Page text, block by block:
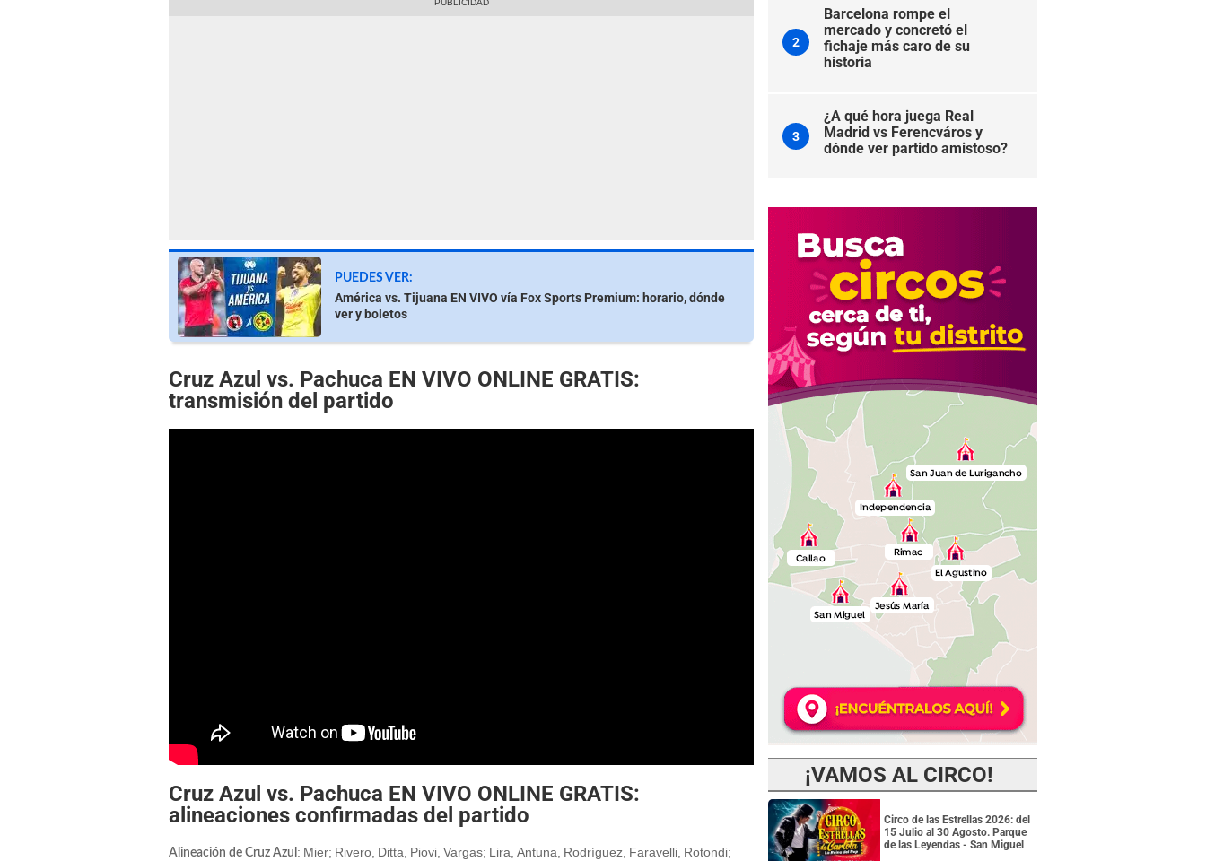
PUEDES VER:
América vs. Tijuana EN VIVO vía Fox Sports Premium: horario, dónde
ver y boletos
Cruz Azul vs. Pachuca EN VIVO ONLINE GRATIS:
transmisión del partido
Cruz Azul vs. Pachuca EN VIVO ONLINE GRATIS:
alineaciones confirmadas del partido
Alineación de Cruz Azul : Mier; Rivero, Ditta, Piovi, Vargas; Lira, Antuna, Rodríguez, Faravelli, Rotondi;
2
Barcelona rompe el
mercado y concretó el
fichaje más caro de su
historia
3
¿A qué hora juega Real
Madrid vs Ferencváros y
dónde ver partido amistoso?
¡VAMOS AL CIRCO!
Circo de las Estrellas 2026: del
15 Julio al 30 Agosto. Parque
de las Leyendas - San Miguel